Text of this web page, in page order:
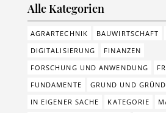
Alle Kategorien
AGRARTECHNIK BAUWIRTSCHAFT
DIGITALISIERUNG
FINANZEN
FORSCHUNG UND ANWENDUNG
FUNDAMENTE
GRUND UND
IN EIGENER SACHE
KATEGORIE